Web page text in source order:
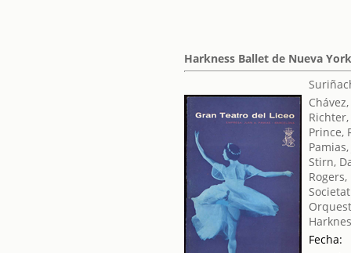
Harkness Ballet de Nueva
Prince,
Stirn,
Fecha: